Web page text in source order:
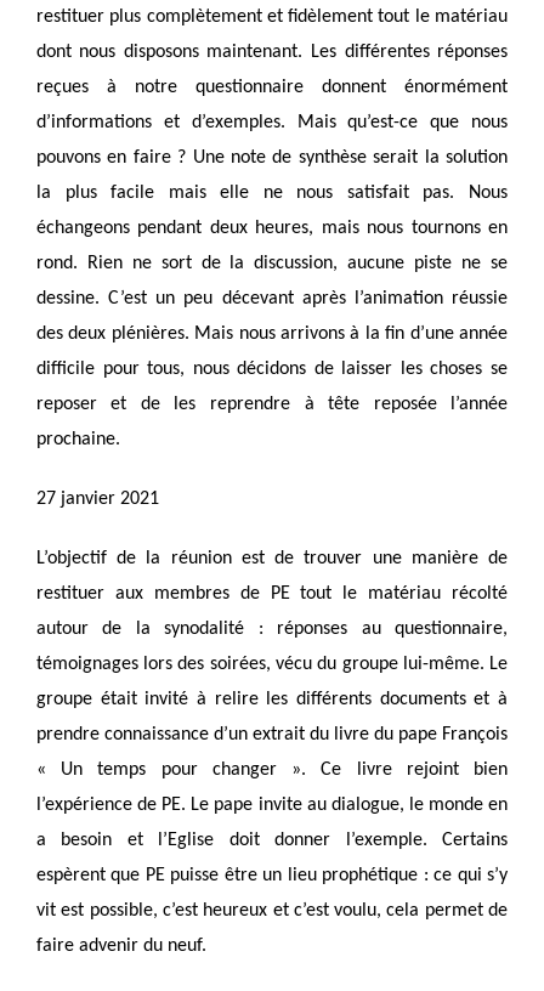
restituer plus complètement et fidèlement tout le matériau
dont nous disposons maintenant. Les différentes réponses
reçues à notre questionnaire donnent énormément
d’informations et d’exemples. Mais qu’est-ce que nous
pouvons en faire ? Une note de synthèse serait la solution
la plus facile mais elle ne nous satisfait pas. Nous
échangeons pendant deux heures, mais nous tournons en
rond. Rien ne sort de la discussion, aucune piste ne se
dessine. C’est un peu décevant après l’animation réussie
des deux plénières. Mais nous arrivons à la fin d’une année
difficile pour tous, nous décidons de laisser les choses se
reposer et de les reprendre à tête reposée l’année
prochaine.
27 janvier 2021
L’objectif de la réunion est de trouver une manière de
restituer aux membres de PE tout le matériau récolté
autour de la synodalité : réponses au questionnaire,
témoignages lors des soirées, vécu du groupe lui-même. Le
groupe était invité à relire les différents documents et à
prendre connaissance d’un extrait du livre du pape François
« Un temps pour changer ». Ce livre rejoint bien
l’expérience de PE. Le pape invite au dialogue, le monde en
a besoin et l’Eglise doit donner l’exemple. Certains
espèrent que PE puisse être un lieu prophétique : ce qui s’y
vit est possible, c’est heureux et c’est voulu, cela permet de
faire advenir du neuf.